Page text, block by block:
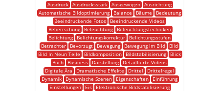
Ausdruck Ausdrucksstark Ausgewogen Ausrichtung
Automatische Bildoptimierung
Balance Bäume
Bedeutung
Beeindruckende Fotos
Beeindruckende Videos
Beherrschung
Beleuchtung
Beleuchtungstechniken
Belichtung
Belichtungskorrektur
Belichtungsstufen
Betrachter
Bevorzugt Bewegung Bewegung Im Bild
Bild
Bild In Neun Teile
Bildkomposition Bildstabilisierung
Blick
Buch
Business Darstellung
Detaillierte Videos
Digitale Ära
Dramatische Effekte Drittel
Drittelregel
Dynamik
Dynamische Szenen Eigenschaften
Einführung
Einstellungen
Eis
Elektronische Bildstabilisierung